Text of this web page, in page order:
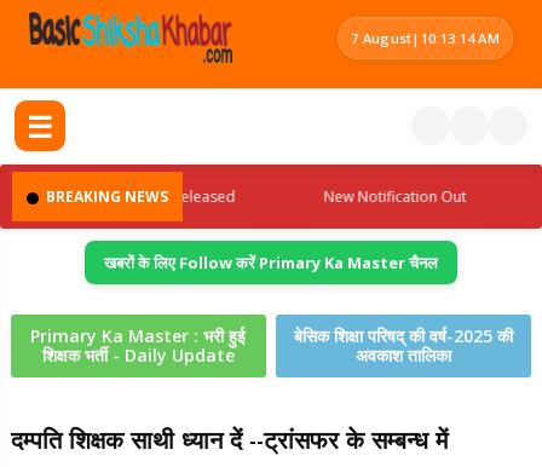
7 August| 10:13:14 AM
☰
BREAKING NEWS
Admit Card Released New Notification Out
खबरों के लिए Follow करें Primary Ka Master चैनल
Primary Ka Master : भरी हुई
शिक्षक भर्ती - Daily Update
बेसिक शिक्षा परिषद् की वर्ष-2025 की
अवकाश तालिका
दम्पति शिक्षक साथी ध्यान दें --ट्रांसफर के सम्बन्ध में